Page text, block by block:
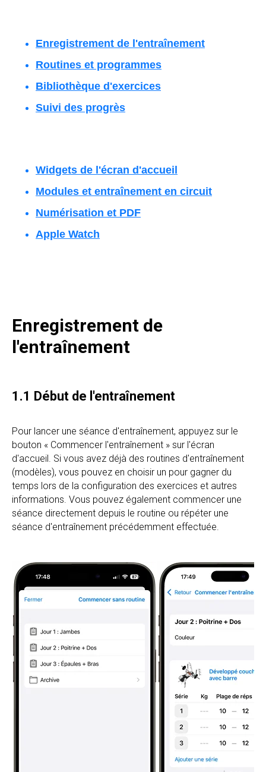
Enregistrement de l'entraînement
Routines et programmes
Bibliothèque d'exercices
Suivi des progrès
Widgets de l'écran d'accueil
Modules et entraînement en circuit
Numérisation et PDF
Apple Watch
Enregistrement de
l'entraînement
1.1 Début de l'entraînement
Pour lancer une séance d'entraînement, appuyez sur le
bouton « Commencer l'entraînement » sur l'écran
d'accueil. Si vous avez déjà des routines d'entraînement
(modèles), vous pouvez en choisir un pour gagner du
temps lors de la configuration des exercices et autres
informations. Vous pouvez également commencer une
séance directement depuis le routine ou répéter une
séance d'entraînement précédemment effectuée.